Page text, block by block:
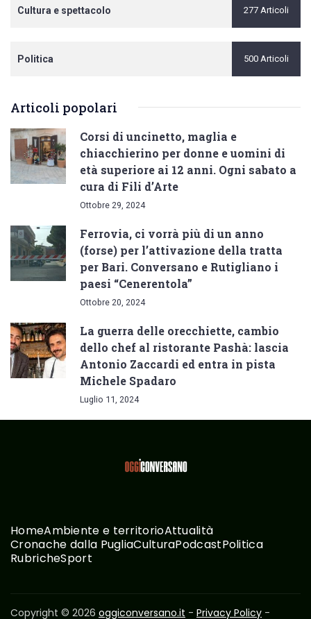
Cultura e spettacolo 277 Articoli
Politica 500 Articoli
Articoli popolari
Corsi di uncinetto, maglia e
chiacchierino per donne e uomini di
età superiore ai 12 anni. Ogni sabato a
cura di Fili d’Arte
Ottobre 29, 2024
Ferrovia, ci vorrà più di un anno
(forse) per l’attivazione della tratta
per Bari. Conversano e Rutigliano i
paesi “Cenerentola”
Ottobre 20, 2024
La guerra delle orecchiette, cambio
dello chef al ristorante Pashà: lascia
Antonio Zaccardi ed entra in pista
Michele Spadaro
Luglio 11, 2024
HomeAmbiente e territorioAttualità
Cronache dalla PugliaCulturaPodcastPolitica
RubricheSport
Copyright © 2026 oggiconversano.it - Privacy Policy -